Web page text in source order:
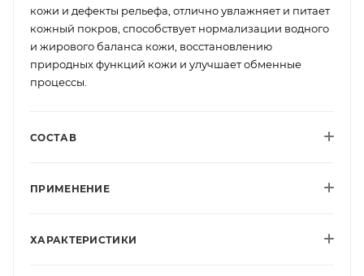
кожи и дефекты рельефа, отлично увлажняет и питает
кожный покров, способствует нормализации водного
и жирового баланса кожи, восстановлению
природных функций кожи и улучшает обменные
процессы.
СОСТАВ
ПРИМЕНЕНИЕ
ХАРАКТЕРИСТИКИ